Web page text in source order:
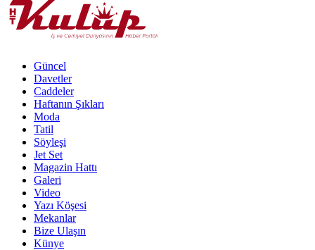
Güncel
Davetler
Caddeler
Haftanın Şıkları
Moda
Tatil
Söyleşi
Jet Set
Magazin Hattı
Galeri
Video
Yazı Köşesi
Mekanlar
Bize Ulaşın
Künye